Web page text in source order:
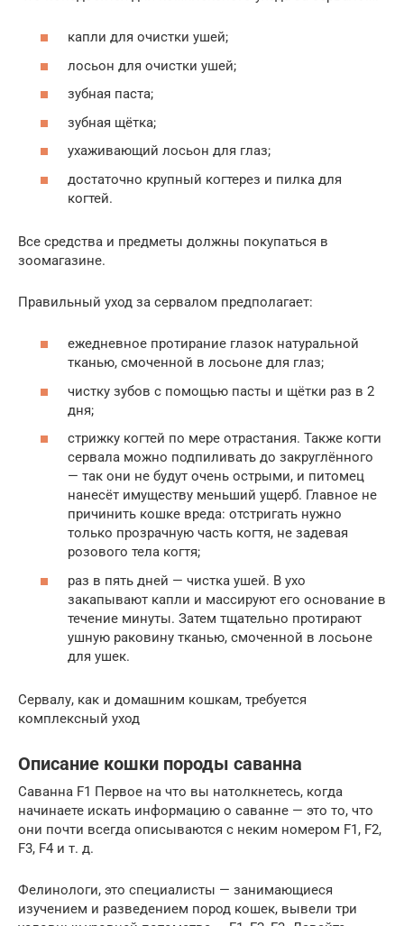
капли для очистки ушей;
лосьон для очистки ушей;
зубная паста;
зубная щётка;
ухаживающий лосьон для глаз;
достаточно крупный когтерез и пилка для
когтей.
Все средства и предметы должны покупаться в
зоомагазине.
Правильный уход за сервалом предполагает:
ежедневное протирание глазок натуральной
тканью, смоченной в лосьоне для глаз;
чистку зубов с помощью пасты и щётки раз в 2
дня;
стрижку когтей по мере отрастания. Также когти
сервала можно подпиливать до закруглённого
— так они не будут очень острыми, и питомец
нанесёт имуществу меньший ущерб. Главное не
причинить кошке вреда: отстригать нужно
только прозрачную часть когтя, не задевая
розового тела когтя;
раз в пять дней — чистка ушей. В ухо
закапывают капли и массируют его основание в
течение минуты. Затем тщательно протирают
ушную раковину тканью, смоченной в лосьоне
для ушек.
Сервалу, как и домашним кошкам, требуется
комплексный уход
Описание кошки породы саванна
Саванна F1 Первое на что вы натолкнетесь, когда
начинаете искать информацию о саванне — это то, что
они почти всегда описываются с неким номером F1, F2,
F3, F4 и т. д.
Фелинологи, это специалисты — занимающиеся
изучением и разведением пород кошек, вывели три